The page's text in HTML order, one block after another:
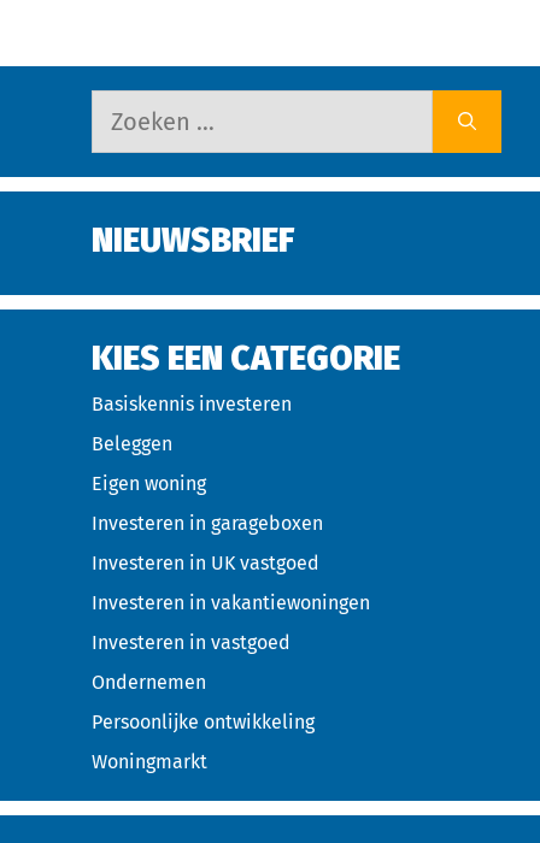
NIEUWSBRIEF
KIES EEN CATEGORIE
Basiskennis investeren
Beleggen
Eigen woning
Investeren in garageboxen
Investeren in UK vastgoed
Investeren in vakantiewoningen
Investeren in vastgoed
Ondernemen
Persoonlijke ontwikkeling
Woningmarkt